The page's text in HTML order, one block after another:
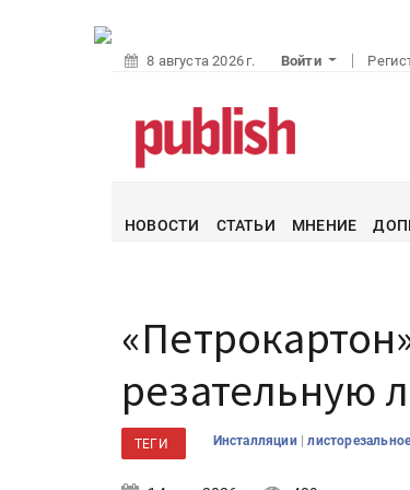
8 августа 2026 г. Войти
НОВОСТИ СТАТЬИ МНЕНИЕ
резательную
ТЕГИ Инсталляции |